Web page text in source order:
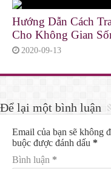
Hướng Dẫn Cách
Cho Không Gian
2020-09-13
Để lại một bình luận
Email của bạn sẽ không
buộc được đánh dấu *
Bình luận *